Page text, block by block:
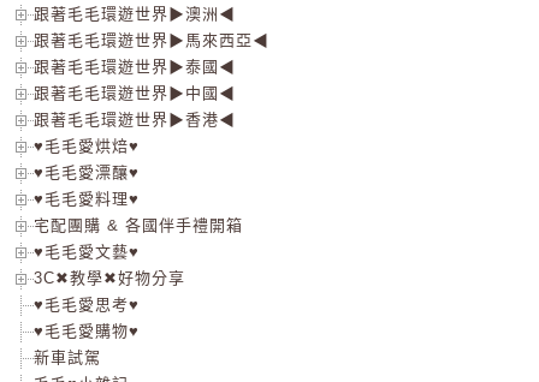
跟著毛毛環遊世界▶澳洲◀
跟著毛毛環遊世界▶馬來西亞◀
跟著毛毛環遊世界▶泰國◀
跟著毛毛環遊世界▶中國◀
跟著毛毛環遊世界▶香港◀
♥毛毛愛烘焙♥
♥毛毛愛漂釀♥
♥毛毛愛料理♥
宅配團購 & 各國伴手禮開箱
♥毛毛愛文藝♥
3C✖教學✖好物分享
♥毛毛愛思考♥
♥毛毛愛購物♥
新車試駕